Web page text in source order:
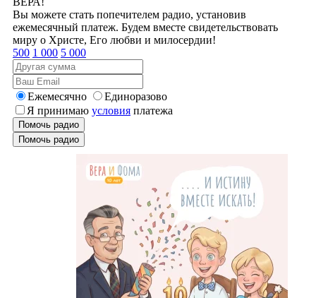
Вы можете стать попечителем радио, установив
ежемесячный платеж. Будем вместе свидетельствовать
миру о Христе, Его любви и милосердии!
500 1 000 5 000
Ежемесячно
Единоразово
Я принимаю условия платежа
Помочь радио
Помочь радио